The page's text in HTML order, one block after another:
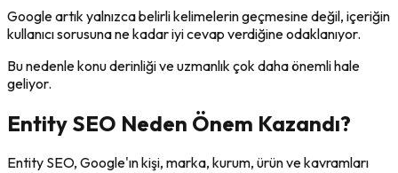
Google artık yalnızca belirli kelimelerin geçmesine değil, içeriğin
kullanıcı sorusuna ne kadar iyi cevap verdiğine odaklanıyor.
Bu nedenle konu derinliği ve uzmanlık çok daha önemli hale
geliyor.
Entity SEO Neden Önem Kazandı?
Entity SEO, Google'ın kişi, marka, kurum, ürün ve kavramları